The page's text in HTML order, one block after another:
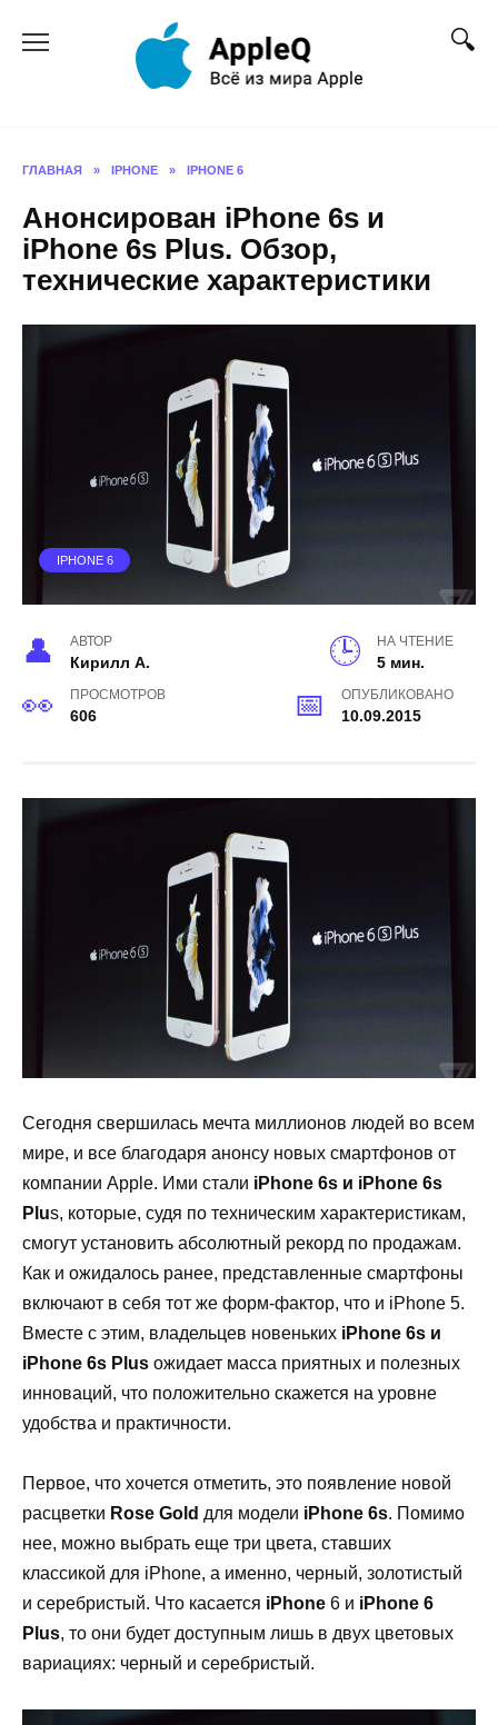
ГЛАВНАЯ » IPHONE » IPHONE 6
Анонсирован iPhone 6s и
iPhone 6s Plus. Обзор,
технические характеристики
IPHONE 6
АВТОР
Кирилл А.
НА ЧТЕНИЕ
5 мин.
ПРОСМОТРОВ
606
ОПУБЛИКОВАНО
10.09.2015
Сегодня свершилась мечта миллионов людей во всем
мире, и все благодаря анонсу новых смартфонов от
компании Apple. Ими стали iPhone 6s и iPhone 6s
Plus, которые, судя по техническим характеристикам,
смогут установить абсолютный рекорд по продажам.
Как и ожидалось ранее, представленные смартфоны
включают в себя тот же форм-фактор, что и iPhone 5.
Вместе с этим, владельцев новеньких iPhone 6s и
iPhone 6s Plus ожидает масса приятных и полезных
инноваций, что положительно скажется на уровне
удобства и практичности.
Первое, что хочется отметить, это появление новой
расцветки Rose Gold для модели iPhone 6s. Помимо
нее, можно выбрать еще три цвета, ставших
классикой для iPhone, а именно, черный, золотистый
и серебристый. Что касается iPhone 6 и iPhone 6
Plus, то они будет доступным лишь в двух цветовых
вариациях: черный и серебристый.